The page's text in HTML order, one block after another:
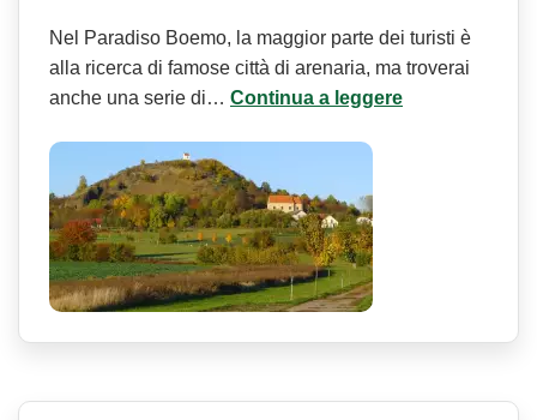
Nel Paradiso Boemo, la maggior parte dei turisti è
alla ricerca di famose città di arenaria, ma troverai
anche una serie di… Continua a leggere